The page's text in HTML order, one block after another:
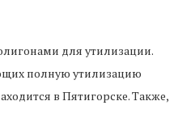
для утилизации.
полную утилизацию
в Пятигорске. Также,